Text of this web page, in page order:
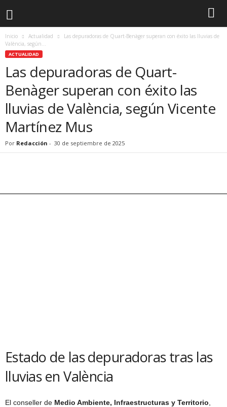
Inicio Actualidad
Las depuradoras de Quart-Benàger superan con éxito las lluvias de
València, según...
ACTUALIDAD
Las depuradoras de Quart-
Benàger superan con éxito las
lluvias de València, según Vicente
Martínez Mus
Por Redacción - 30 de septiembre de 2025
Estado de las depuradoras tras las
lluvias en València
El conseller de Medio Ambiente, Infraestructuras y Territorio